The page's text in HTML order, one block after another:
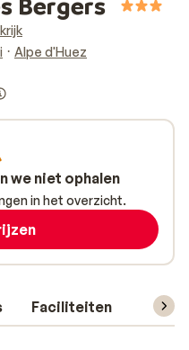
Alpe d'Huez
Faciliteiten
we niet ophalen
in het overzicht.